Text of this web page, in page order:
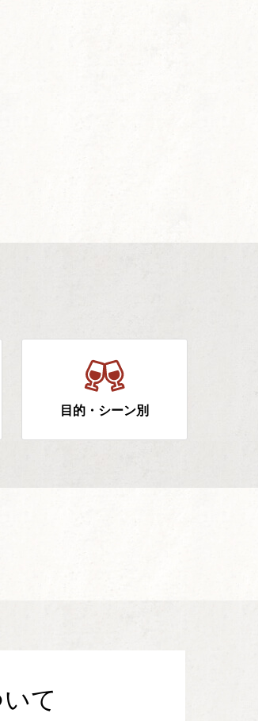
目的・シーン別
て